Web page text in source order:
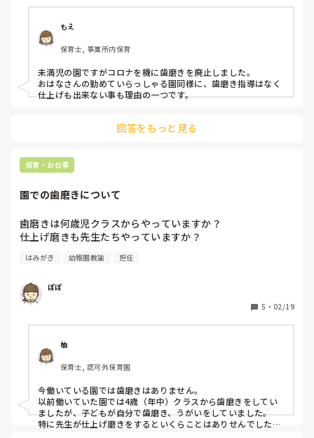
強い言葉になってしまいますが、意味がないなと…。
うがいを徹底すれば良いかな…とか思ってしまいます。
もえ
保育士, 事業所内保育
未満児の園ですがコロナを機に歯磨きを廃止しました。
おはなさんの勤めていらっしゃる園同様に、歯磨き指導はなく
仕上げも出来ない事も理由の一つです。
回答をもっと見る
保育・お仕事
園での歯磨きについて
歯磨きは何歳児クラスからやっていますか？
仕上げ磨きも先生たちやっていますか？
はみがき 幼稚園教諭 担任
ぽぽ
5 ・ 02/19
柚
保育士, 認可外保育園
今働いている園では歯磨きはありません。
以前働いていた園では4歳（年中）クラスから歯磨きをしてい
ましたが、子どもが自分で歯磨き、うがいをしていました。
特に先生が仕上げ磨きをするといくらことはありせんでした